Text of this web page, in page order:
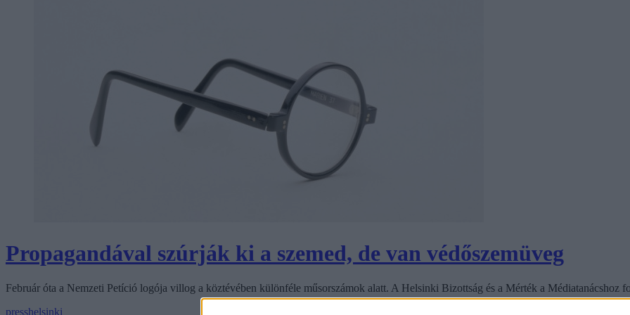
Propagandával szúrják ki a szemed, de van védőszemüveg
Február óta a Nemzeti Petíció logója villog a köztévében különféle műsorszámok alatt. A Helsinki Bizottság és a Mérték a Médiatanácshoz
presshelsinki